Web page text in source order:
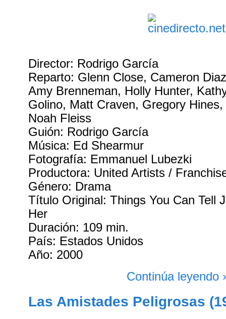
Director: Rodrigo García
Reparto: Glenn Close, Cameron
Amy Brenneman, Holly Hunter,
Golino, Matt Craven, Gregory
Noah Fleiss
Guión: Rodrigo García
Música: Ed Shearmur
Fotografía: Emmanuel Lubezki
Productora: United Artists /
Género: Drama
Título Original: Things You Can Tell
Her
Duración: 109 min.
País: Estados Unidos
Año: 2000
Continúa leyendo
Las Amistades Peligrosas